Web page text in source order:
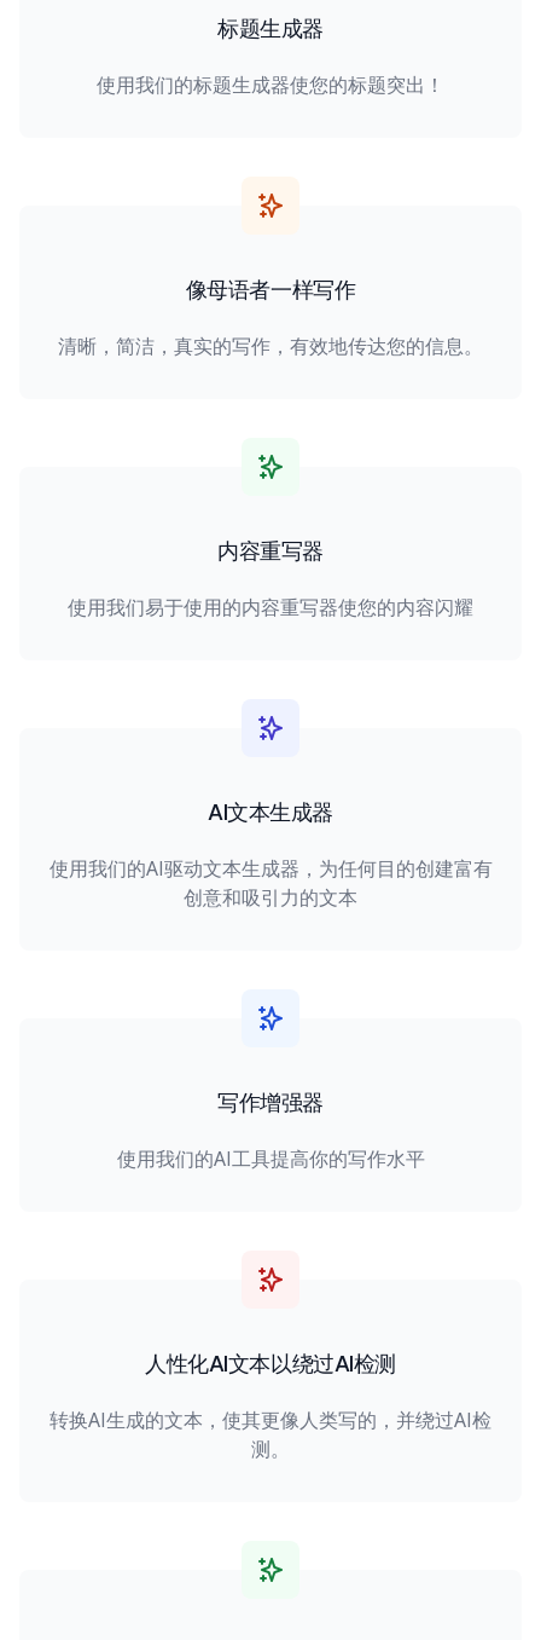
标题生成器
使用我们的标题生成器使您的标题突出！
像母语者一样写作
清晰，简洁，真实的写作，有效地传达您的信息。
内容重写器
使用我们易于使用的内容重写器使您的内容闪耀
AI文本生成器
使用我们的AI驱动文本生成器，为任何目的创建富有
创意和吸引力的文本
写作增强器
使用我们的AI工具提高你的写作水平
人性化AI文本以绕过AI检测
转换AI生成的文本，使其更像人类写的，并绕过AI检
测。